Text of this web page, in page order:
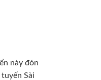
này đón
Sài